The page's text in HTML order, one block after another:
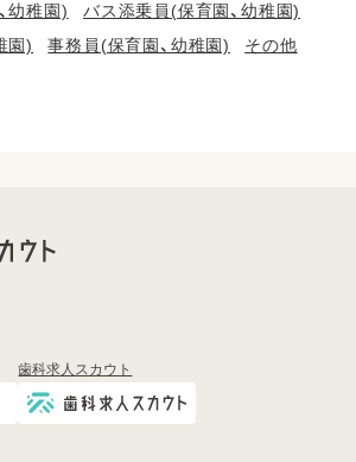
幼稚園)
バス添乗員(保育園、幼稚園)
園)
事務員(保育園、幼稚園) その他
歯科求人スカウト